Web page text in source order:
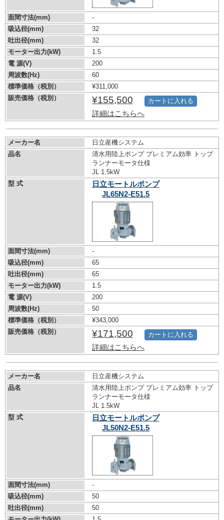
面間寸法(mm)
-
吸込径(mm)
32
吐出径(mm)
32
モーター出力(kW)
1.5
電 源(V)
200
周波数(Hz)
60
標準価格（税別）
¥311,000
販売価格（税別）
¥155,500
詳細はこちらへ
カートに入れる
メーカー名
日立産機システム
品名
清水用陸上ポンプ プレミアム効率 トップ
ランナーモータ仕様
JL 1.5kW
型 式
日立モートルポンプ
JL65N2-E51.5
面間寸法(mm)
-
吸込径(mm)
65
吐出径(mm)
65
モーター出力(kW)
1.5
電 源(V)
200
周波数(Hz)
50
標準価格（税別）
¥343,000
販売価格（税別）
¥171,500
詳細はこちらへ
カートに入れる
メーカー名
日立産機システム
品名
清水用陸上ポンプ プレミアム効率 トップ
ランナーモータ仕様
JL 1.5kW
型 式
日立モートルポンプ
JL50N2-E51.5
面間寸法(mm)
-
吸込径(mm)
50
吐出径(mm)
50